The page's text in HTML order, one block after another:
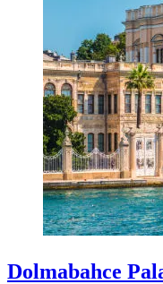
Dolmabahce